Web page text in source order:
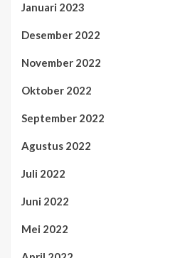
Januari 2023
Desember 2022
November 2022
Oktober 2022
September 2022
Agustus 2022
Juli 2022
Juni 2022
Mei 2022